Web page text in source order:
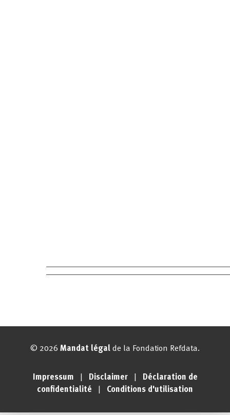
© 2026 Mandat légal de la Fondation Refdata.
Impressum Disclaimer| Déclaration de
confidentialité
Conditions d'utilisation